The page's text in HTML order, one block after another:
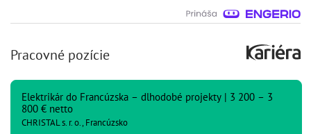
Pracovné pozície
Elektrikár do Francúzska – dlhodobé projekty | 3 200 – 3
800 € netto
CHRISTAL s. r. o., Francúzsko